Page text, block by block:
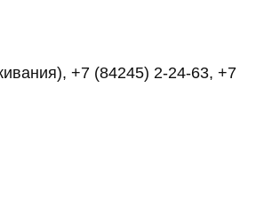
+7 (84245) 2-24-63, +7